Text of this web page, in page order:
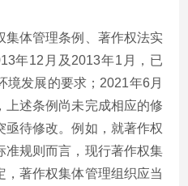
集体管理条例、著作权法实
年12 月及 2013年1 月，已
发展的要求； 2021年6月
上述条例尚未完成相应的修
亟待修改。例如，就著作权
准规则而言，现行著作权集
著作权集体管理组织应当